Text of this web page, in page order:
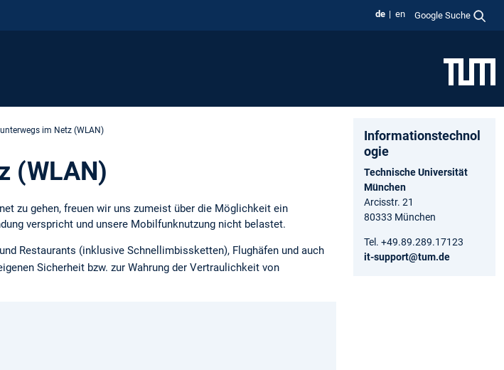
de en Google Suche
im Netz (WLAN)
(WLAN)
zu gehen, freuen wir uns zumeist über die Möglichkeit ein
verspricht und unsere Mobilfunknutzung nicht belastet.
Restaurants (inklusive Schnellimbissketten), Flughäfen und auch
Sicherheit bzw. zur Wahrung der Vertraulichkeit von
Informationstechnol
ogie
Technische Universität
München
Arcisstr. 21
80333 München
Tel. +49.89.289.17123
it-support@tum.de